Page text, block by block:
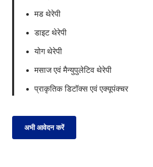
मड थेरेपी
डाइट थेरेपी
योग थेरेपी
मसाज एवं मैन्युपुलेटिव थेरेपी
प्राकृतिक डिटॉक्स एवं एक्यूपंक्चर
अभी आवेदन करें